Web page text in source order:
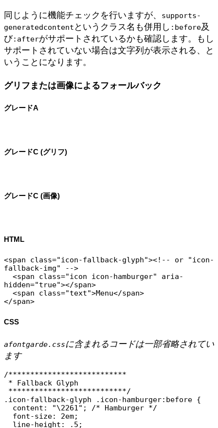
同じように機能チェックを行いますが、
supports-
generatedcontent というクラス名も併用し :before及
び:afterがサポートされているかも確認します。もし
サポートされていない場合は文字列が表示される、と
いうことになります。
グリフまたは画像によるフォールバック
グレードA
グレードC (グリフ)
グレードC (画像)
HTML
<span class="icon-fallback-glyph"><!-- or "icon-
fallback-img" -->
hidden="true"></span>
CSS
afontgarde.cssに含まれるコードは一部省略されてい
ます
/***************************
.icon-fallback-glyph .icon-hamburger:before {